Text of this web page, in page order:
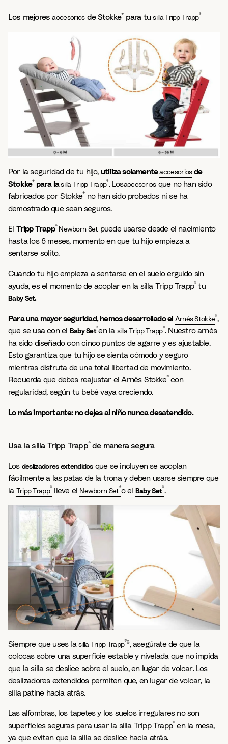
Los mejoresaccesoriosde Stokke® para tusilla Tripp Trapp®
Por la seguridad de tu hijo, utiliza solamenteaccesoriosde
Stokke® para lasilla Tripp Trapp®. Losaccesoriosque no han sido
fabricados por Stokke® no han sido probados ni se ha
demostrado que sean seguros.
El Tripp Trapp® Newborn Setpuede usarse desde el nacimiento
hasta los 6 meses, momento en que tu hijo empieza a
sentarse solito.
Cuando tu hijo empieza a sentarse en el suelo erguido sin
ayuda, es el momento de acoplar en la silla Tripp Trapp® tu
Baby Set.
Para una mayor seguridad, hemos desarrollado el Arnés Stokke®,
que se usa con el
Baby Set®en la silla Tripp Trapp®. Nuestro arnés
ha sido diseñado con cinco puntos de agarre y es ajustable.
Esto garantiza que tu hijo se sienta cómodo y seguro
mientras disfruta de una total libertad de movimiento.
Recuerda que debes reajustar el Arnés Stokke® con
regularidad, según tu bebé vaya creciendo.
Lo más importante: no dejes al niño nunca desatendido.
Usa la silla Tripp Trapp® de manera segura
Los deslizadores extendidosque se incluyen se acoplan
fácilmente a las patas de la trona y deben usarse siempre que
la
Tripp Trapp® lleve el Newborn Set®o el Baby Set®.
Siempre que uses la silla Tripp Trapp®®, asegúrate de que la
colocas sobre una superficie estable y nivelada que no impida
que la silla se deslice sobre el suelo, en lugar de volcar. Los
deslizadores extendidos permiten que, en lugar de volcar, la
silla patine hacia atrás.
Las alfombras, los tapetes y los suelos irregulares no son
superficies seguras para usar la silla Tripp Trapp® en la mesa,
ya que evitan que la silla se deslice hacia atrás.